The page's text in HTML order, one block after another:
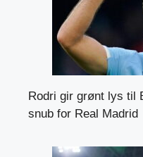
Rodri gir grønt lys til
snub for Real Madrid